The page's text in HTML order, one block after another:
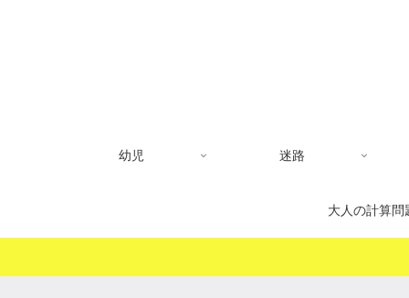
幼児 迷路
大人の計算問